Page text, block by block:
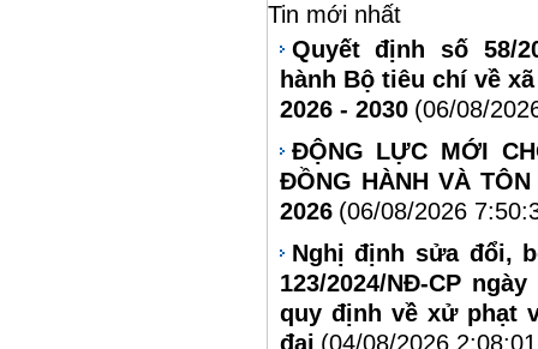
Tin mới nhất
Quyết định số 58/
hành Bộ tiêu chí về
2026 - 2030 (06/08/
ĐỘNG LỰC MỚI
ĐỒNG HÀNH VÀ
2026 (06/08/2026
Nghị định sửa đổi,
123/2024/NĐ-CP
quy định về xử phạt
đai (04/08/2026